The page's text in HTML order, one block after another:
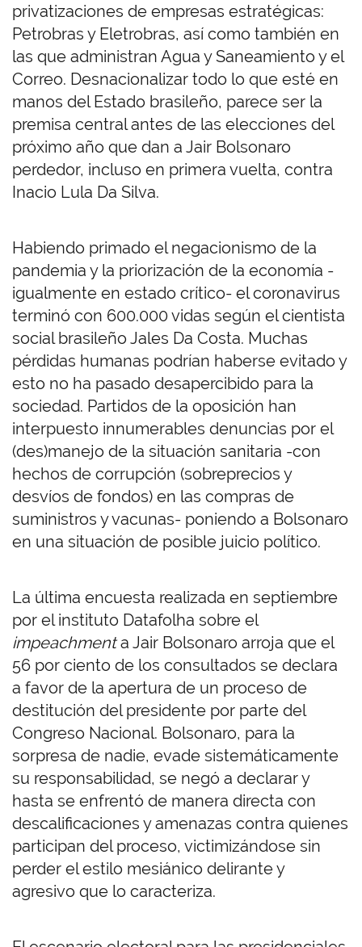
privatizaciones de empresas estratégicas:
Petrobras y Eletrobras, así como también en
las que administran Agua y Saneamiento y el
Correo. Desnacionalizar todo lo que esté en
manos del Estado brasileño, parece ser la
premisa central antes de las elecciones del
próximo año que dan a Jair Bolsonaro
perdedor, incluso en primera vuelta, contra
Inacio Lula Da Silva.
Habiendo primado el negacionismo de la
pandemia y la priorización de la economía -
igualmente en estado crítico- el coronavirus
terminó con 600.000 vidas según el cientista
social brasileño Jales Da Costa. Muchas
pérdidas humanas podrían haberse evitado y
esto no ha pasado desapercibido para la
sociedad. Partidos de la oposición han
interpuesto innumerables denuncias por el
(des)manejo de la situación sanitaria -con
hechos de corrupción (sobreprecios y
desvíos de fondos) en las compras de
suministros y vacunas- poniendo a Bolsonaro
en una situación de posible juicio político.
La última encuesta realizada en septiembre
por el instituto Datafolha sobre el
impeachmenta Jair Bolsonaro arroja que el
56 por ciento de los consultados se declara
a favor de la apertura de un proceso de
destitución del presidente por parte del
Congreso Nacional. Bolsonaro, para la
sorpresa de nadie, evade sistemáticamente
su responsabilidad, se negó a declarar y
hasta se enfrentó de manera directa con
descalificaciones y amenazas contra quienes
participan del proceso, victimizándose sin
perder el estilo mesiánico delirante y
agresivo que lo caracteriza.